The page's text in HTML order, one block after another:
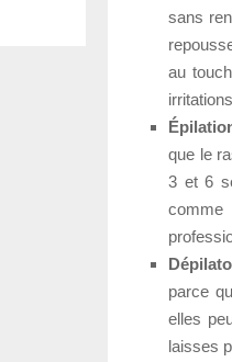
sans
au
que le
3 et 6
comme
parce
elles
laisses